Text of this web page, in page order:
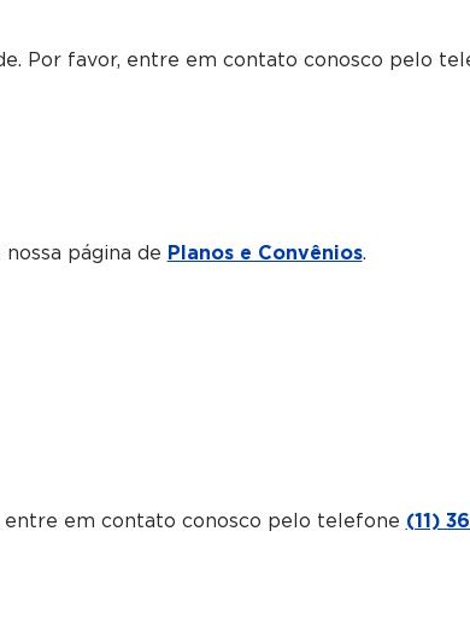
Por favor, entre em contato conosco pelo
página de Planos e Convênios.
entre em contato conosco pelo telefone (11)